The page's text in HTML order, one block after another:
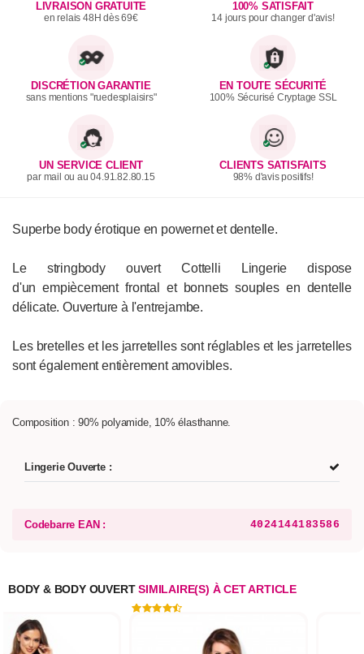
LIVRAISON GRATUITE
en relais 48H dès 69€
100% SATISFAIT
14 jours pour changer d'avis!
DISCRÉTION GARANTIE
sans mentions "ruedesplaisirs"
EN TOUTE SÉCURITÉ
100% Sécurisé Cryptage SSL
UN SERVICE CLIENT
par mail ou au 04.91.82.80.15
CLIENTS SATISFAITS
98% d'avis positifs!
Superbe body érotique en powernet et dentelle.
Le stringbody ouvert Cottelli Lingerie dispose
d'un empiècement frontal et bonnets souples en dentelle
délicate. Ouverture à l'entrejambe.
Les bretelles et les jarretelles sont réglables et les jarretelles
sont également entièrement amovibles.
Composition : 90% polyamide, 10% élasthanne.
Lingerie Ouverte :
Codebarre EAN : 4024144183586
BODY & BODY OUVERTSIMILAIRE(S) À CET ARTICLE